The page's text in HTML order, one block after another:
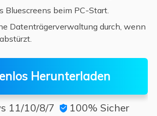
Bluescreens beim PC-Start.
Datenträgerverwaltung durch, wenn
Herunterladen
11/10/8/7  100% Sicher